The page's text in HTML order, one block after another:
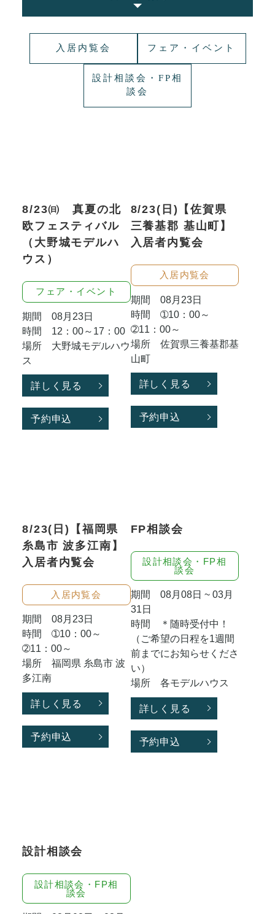
入居内覧会 フェア・イベント
設計相談会・FP相
談会
8/23㈰ 真夏の北
欧フェスティバル
（大野城モデルハ
ウス）
フェア・イベント
期間 08月23日
時間 12：00～17：00
場所 大野城モデルハウ
ス
詳しく見る
予約申込
8/23(日)【佐賀県
三養基郡 基山町】
入居者内覧会
入居内覧会
期間 08月23日
時間 ➀10：00～
➁11：00～
場所 佐賀県三養基郡基
山町
詳しく見る
予約申込
8/23(日)【福岡県
糸島市 波多江南】
入居者内覧会
入居内覧会
期間 08月23日
時間 ➀10：00～
➁11：00～
場所 福岡県 糸島市 波
多江南
詳しく見る
予約申込
FP相談会
設計相談会・FP相
談会
期間 08月08日 ~ 03月
31日
時間 ＊随時受付中！
（ご希望の日程を1週間
前までにお知らせくださ
い）
場所 各モデルハウス
詳しく見る
予約申込
設計相談会
設計相談会・FP相
談会